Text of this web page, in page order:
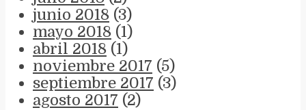
junio 2018 (3)
mayo 2018 (1)
abril 2018 (1)
noviembre 2017 (5)
septiembre 2017 (3)
agosto 2017 (2)